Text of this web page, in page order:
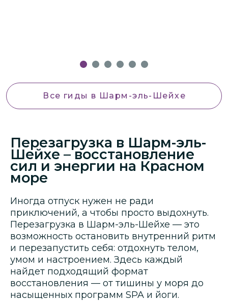
Все гиды в Шарм-эль-Шейхе
Перезагрузка в Шарм-эль-
Шейхе – восстановление
сил и энергии на Красном
море
Иногда отпуск нужен не ради
приключений, а чтобы просто выдохнуть.
Перезагрузка в Шарм-эль-Шейхе — это
возможность остановить внутренний ритм
и перезапустить себя: отдохнуть телом,
умом и настроением. Здесь каждый
найдет подходящий формат
восстановления — от тишины у моря до
насыщенных программ SPA и йоги.